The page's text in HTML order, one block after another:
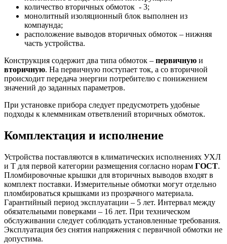
количество вторичных обмоток - 3;
монолитный изоляционный блок выполнен из
компаунда;
расположение выводов вторичных обмоток – нижняя
часть устройства.
Конструкция содержит два типа обмоток – первичную и
вторичную. На первичную поступает ток, а со вторичной
происходит передача энергии потребителю с понижением
значений до заданных параметров.
При установке прибора следует предусмотреть удобные
подходы к клеммникам ответвлений вторичных обмоток.
Комплектация и исполнение
Устройства поставляются в климатических исполнениях УХЛ
и Т для первой категории размещения согласно норам ГОСТ.
Пломбировочные крышки для вторичных выводов входят в
комплект поставки. Измерительные обмотки могут отдельно
пломбироваться крышками из прозрачного материала.
Гарантийный период эксплуатации – 5 лет. Интервал между
обязательными поверками – 16 лет. При техническом
обслуживании следует соблюдать установленные требования.
Эксплуатация без снятия напряжения с первичной обмотки не
допустима.